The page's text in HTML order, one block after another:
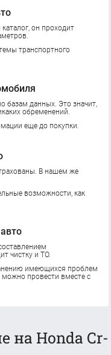
он проходит
транспортного
базам данных. Это значит,
обременений.
еще до покупки.
В нашем же
возможности, как
чистку и ТО.
имеющихся проблем
провести вместе с
на Honda Cr-